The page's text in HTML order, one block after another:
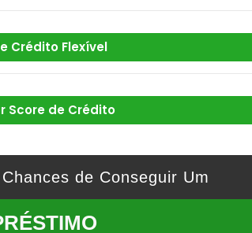
Crédito Flexível
Score de Crédito
de Conseguir Um